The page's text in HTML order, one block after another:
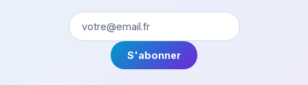
S'abonner